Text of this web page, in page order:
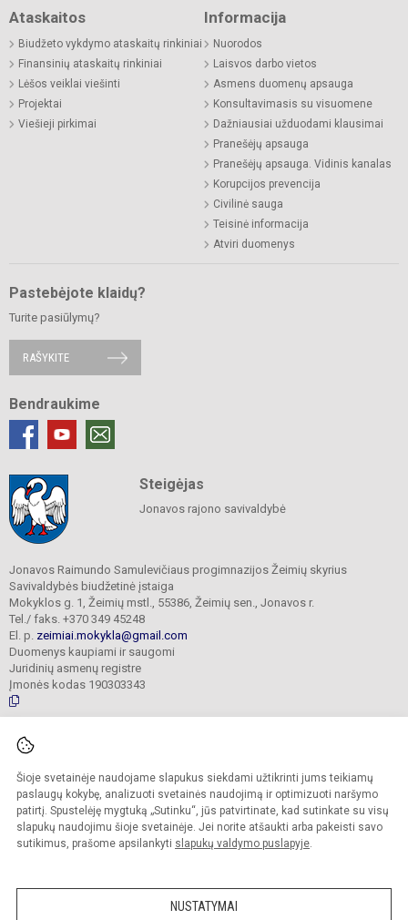
Šioje svetainėje naudojame slapukus siekdami užtikrinti jums teikiamų
paslaugų kokybę, analizuoti svetainės naudojimą ir optimizuoti naršymo
patirtį. Spustelėję mygtuką „Sutinku“, jūs patvirtinate, kad sutinkate su visų
slapukų naudojimu šioje svetainėje. Jei norite atšaukti arba pakeisti savo
sutikimus, prašome apsilankyti slapukų valdymo puslapyje.
NUSTATYMAI
Ataskaitos
Biudžeto vykdymo ataskaitų rinkiniai
Finansinių ataskaitų rinkiniai
Lėšos veiklai viešinti
Projektai
Viešieji pirkimai
Informacija
Nuorodos
Laisvos darbo vietos
Asmens duomenų apsauga
Konsultavimasis su visuomene
Dažniausiai užduodami klausimai
Pranešėjų apsauga
Pranešėjų apsauga. Vidinis kanalas
Korupcijos prevencija
Civilinė sauga
Teisinė informacija
Atviri duomenys
Pastebėjote klaidų?
Turite pasiūlymų?
RAŠYKITE
Bendraukime
Steigėjas
Jonavos rajono savivaldybė
Jonavos Raimundo Samulevičiaus progimnazijos Žeimių skyrius
Savivaldybės biudžetinė įstaiga
Mokyklos g. 1, Žeimių mstl., 55386, Žeimių sen., Jonavos r.
Tel./ faks. +370 349 45248
El. p. zeimiai.mokykla@gmail.com
Duomenys kaupiami ir saugomi
Juridinių asmenų registre
Įmonės kodas 190303343
© 2025. Jonavos Raimundo Samulevičiaus progimnazija Žeimių skyrius. Visos
Kopijuoti turinį be raštiško įstaigos administracijos sutikimo griežtai draudžiama.
Prieinamumo paraiška Slapukų politika
Sumanus būdas atnaujinti